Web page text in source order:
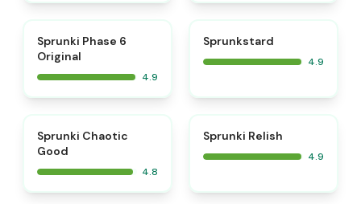
Sprunki Phase 6
Original
4.9
Sprunkstard
4.9
Sprunki Chaotic
Good
4.8
Sprunki Relish
4.9